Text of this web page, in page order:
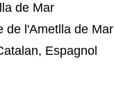
de Mar
de l'Ametlla de Mar
Espagnol